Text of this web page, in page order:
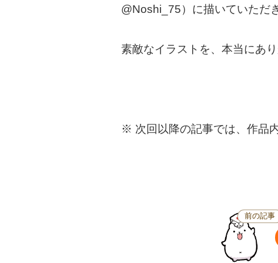
@Noshi_75）に描いていただ
素敵なイラストを、本当にあ
※ 次回以降の記事では、作品
前の記事